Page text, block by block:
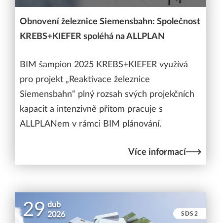
Obnovení železnice Siemensbahn: Společnost
KREBS+KIEFER spoléhá na ALLPLAN
BIM šampion 2025 KREBS+KIEFER využívá
pro projekt „Reaktivace železnice
Siemensbahn“ plný rozsah svých projekčních
kapacit a intenzivně přitom pracuje s
ALLPLANem v rámci BIM plánování.
Více informací
29 dub
2026
SDS2